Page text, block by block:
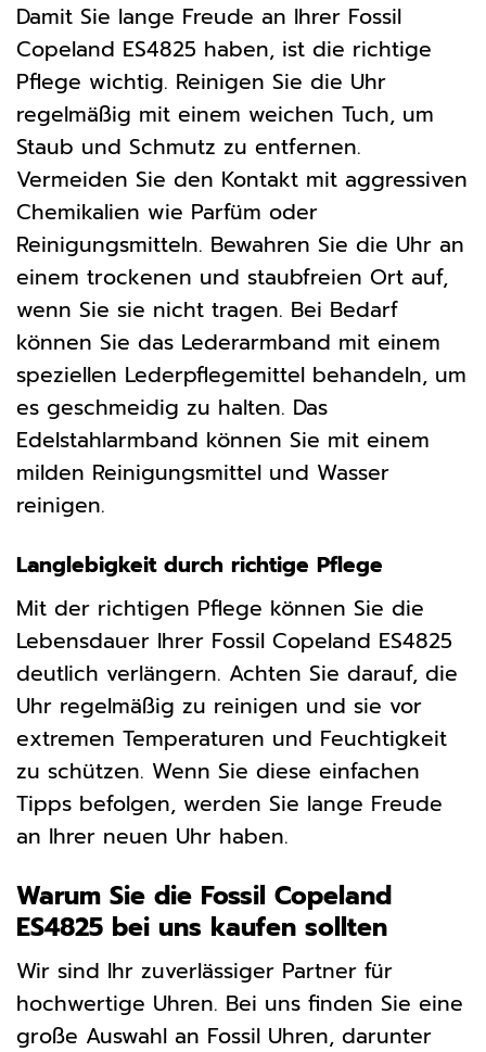
Damit Sie lange Freude an Ihrer Fossil
Copeland ES4825 haben, ist die richtige
Pflege wichtig. Reinigen Sie die Uhr
regelmäßig mit einem weichen Tuch, um
Staub und Schmutz zu entfernen.
Vermeiden Sie den Kontakt mit aggressiven
Chemikalien wie Parfüm oder
Reinigungsmitteln. Bewahren Sie die Uhr an
einem trockenen und staubfreien Ort auf,
wenn Sie sie nicht tragen. Bei Bedarf
können Sie das Lederarmband mit einem
speziellen Lederpflegemittel behandeln, um
es geschmeidig zu halten. Das
Edelstahlarmband können Sie mit einem
milden Reinigungsmittel und Wasser
reinigen.
Langlebigkeit durch richtige Pflege
Mit der richtigen Pflege können Sie die
Lebensdauer Ihrer Fossil Copeland ES4825
deutlich verlängern. Achten Sie darauf, die
Uhr regelmäßig zu reinigen und sie vor
extremen Temperaturen und Feuchtigkeit
zu schützen. Wenn Sie diese einfachen
Tipps befolgen, werden Sie lange Freude
an Ihrer neuen Uhr haben.
Warum Sie die Fossil Copeland
ES4825 bei uns kaufen sollten
Wir sind Ihr zuverlässiger Partner für
hochwertige Uhren. Bei uns finden Sie eine
große Auswahl an Fossil Uhren, darunter